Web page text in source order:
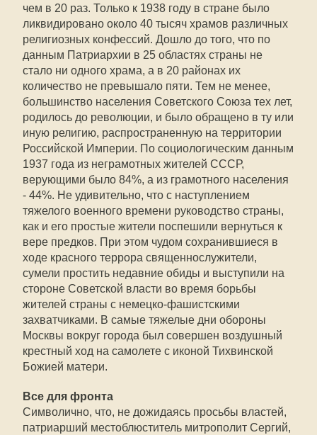
чем в 20 раз. Только к 1938 году в стране было
ликвидировано около 40 тысяч храмов различных
религиозных конфессий. Дошло до того, что по
данным Патриархии в 25 областях страны не
стало ни одного храма, а в 20 районах их
количество не превышало пяти. Тем не менее,
большинство населения Советского Союза тех лет,
родилось до революции, и было обращено в ту или
иную религию, распространенную на территории
Российской Империи. По социологическим данным
1937 года из неграмотных жителей СССР,
верующими было 84%, а из грамотного населения
- 44%. Не удивительно, что с наступлением
тяжелого военного времени руководство страны,
как и его простые жители поспешили вернуться к
вере предков. При этом чудом сохранившиеся в
ходе красного террора священнослужители,
сумели простить недавние обиды и выступили на
стороне Советской власти во время борьбы
жителей страны с немецко-фашистскими
захватчиками. В самые тяжелые дни обороны
Москвы вокруг города был совершен воздушный
крестный ход на самолете с иконой Тихвинской
Божией матери.
Все для фронта
Символично, что, не дожидаясь просьбы властей,
патриарший местоблюститель митрополит Сергий,